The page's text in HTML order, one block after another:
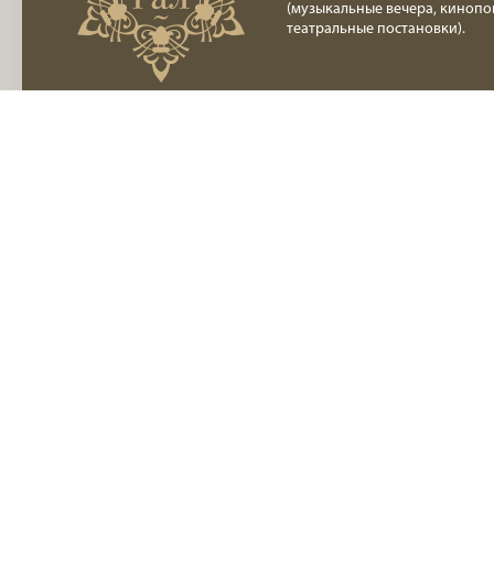
(музыкальные вечера,
театральные постановки).